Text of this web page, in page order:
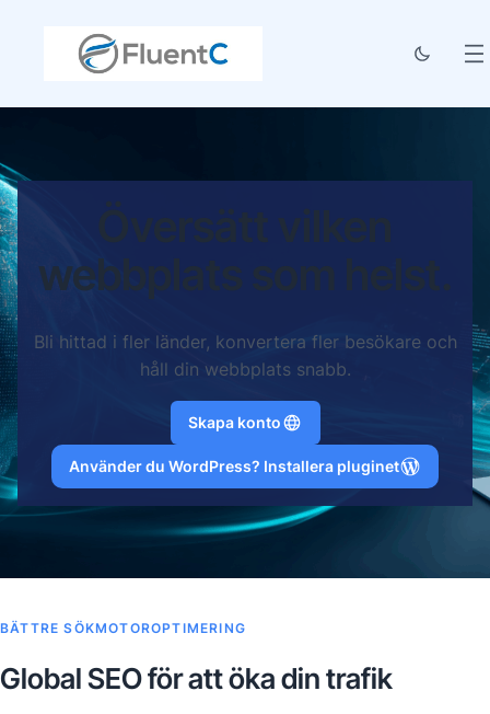
Översätt vilken
webbplats som helst.
Bli hittad i fler länder, konvertera fler besökare och
håll din webbplats snabb.
Skapa konto
Använder du WordPress? Installera pluginet
BÄTTRE SÖKMOTOROPTIMERING
Global SEO för att öka din trafik